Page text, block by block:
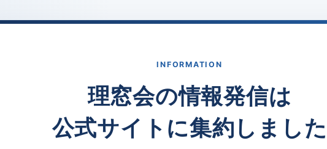
INFORMATION
理窓会の情報発信は
公式サイトに集約しました